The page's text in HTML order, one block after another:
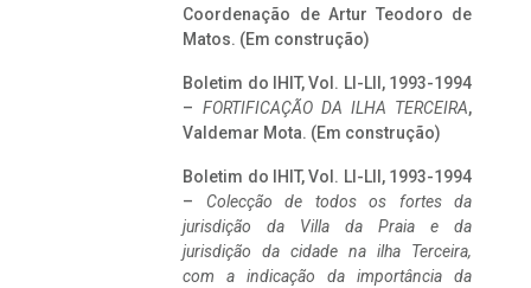
Coordenação de Artur Teodoro de
Matos. (Em construção)
Boletim do IHIT, Vol. LI-LII, 1993-1994
– FORTIFICAÇÃO DA ILHA TERCEIRA,
Valdemar Mota. (Em construção)
Boletim do IHIT, Vol. LI-LII, 1993-1994
– Colecção de todos os fortes da
jurisdição da Villa da Praia e da
jurisdição da cidade na ilha Terceira,
com a indicação da importância da